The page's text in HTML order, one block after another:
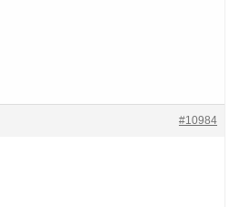
#10984